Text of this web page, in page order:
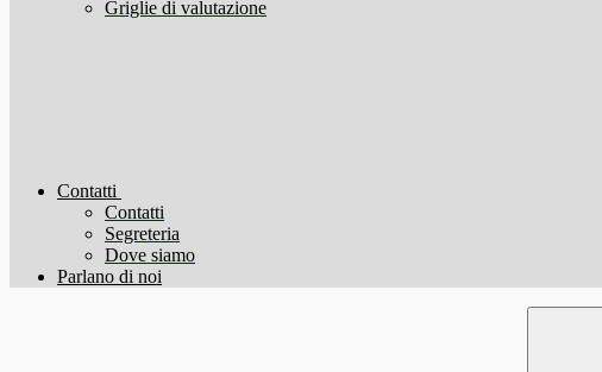
Griglie di valutazione
Contatti
Contatti
Segreteria
Dove siamo
Parlano di noi